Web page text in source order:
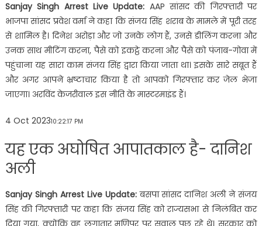
Sanjay Singh Arrest Live Update: AAP सांसद की गिरफ्तारी पर
भाजपा सांसद प्रवेश वर्मा ने कहा कि संजय सिंह शराब के मामले में पूरी तरह
से शामिल है। दिनेश अरोड़ा और जो उनके लोग हैं, उनसे डीलिंग करना और
उनक साथ मीटिंग करना, पैसे को इकट्ठे करना और पैसे को पंजाब-गोवा में
पहुंचाना यह सारा काम संजय सिंह द्वारा किया जाता था। इसके सारे सबूत हैं
और अगर आपने भ्रष्टाचार किया है तो आपको गिरफ्तार कर जेल भेजा
जाएगा। अरविंद केजरीवाल इस नीति के मास्टरमाइंड हैं।
4 Oct 202310:22:17 PM
यह एक अघोषित आपातकाल है- दानिश
अली
Sanjay Singh Arrest Live Update:बसपा सांसद दानिश अली ने संजय
सिंह की गिरफ्तारी पर कहा कि संजय सिंह को राज्यसभा से निलंबित कर